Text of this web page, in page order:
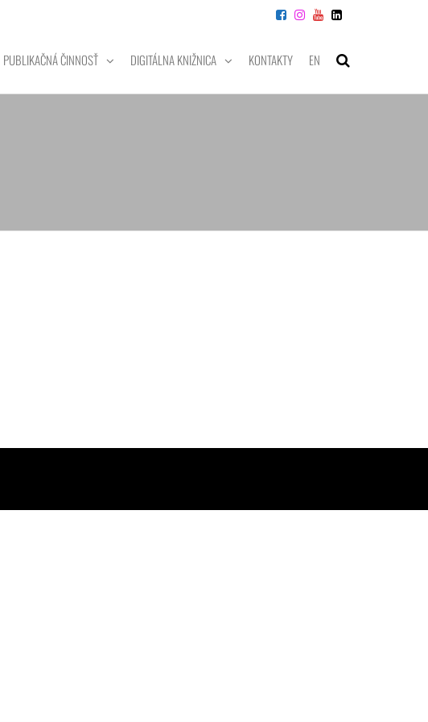
PUBLIKAČNÁ ČINNOSŤ DIGITÁLNA KNIŽNICA KONTAKTY EN